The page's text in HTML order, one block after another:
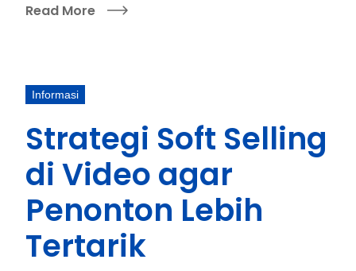
Read More
Informasi
Strategi Soft Selling
di Video agar
Penonton Lebih
Tertarik